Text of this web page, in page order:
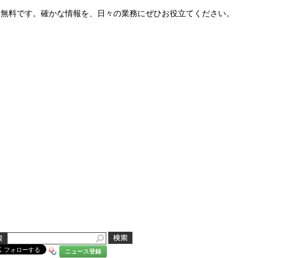
料です。確かな情報を、日々の業務にぜひお役立てください。
ニュース登録